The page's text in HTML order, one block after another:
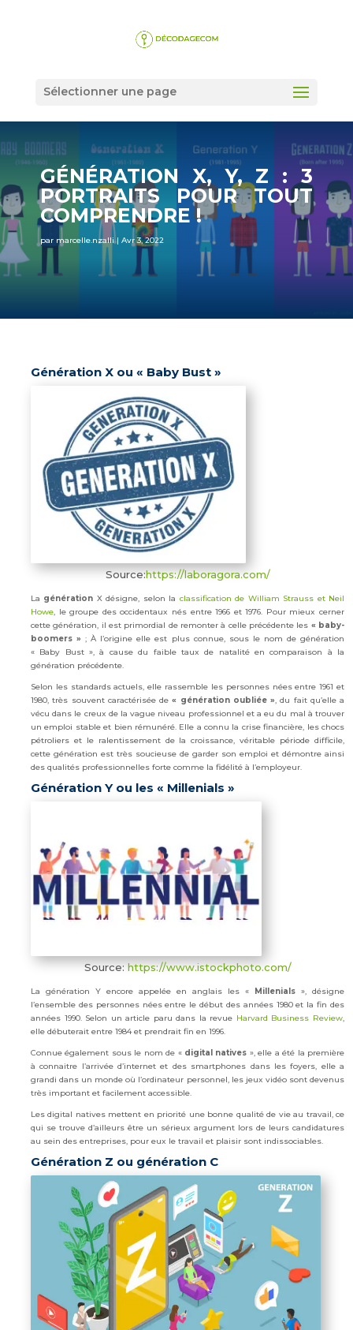
Sélectionner une page
GÉNÉRATION X, Y, Z : 3
PORTRAITS POUR TOUT
COMPRENDRE !
par marcelle.nzalli| Avr 3, 2022
Génération X ou « Baby Bust »
Source:https://laboragora.com/
La génération X désigne, selon la classification de William Strauss et Neil
Howe, le groupe des occidentaux nés entre 1966 et 1976. Pour mieux cerner
cette génération, il est primordial de remonter à celle précédente les « baby-
boomers » ; À l’origine elle est plus connue, sous le nom de génération
« Baby Bust », à cause du faible taux de natalité en comparaison à la
génération précédente.
Selon les standards actuels, elle rassemble les personnes nées entre 1961 et
1980, très souvent caractérisée de« génération oubliée », du fait qu’elle a
vécu dans le creux de la vague niveau professionnel et a eu du mal à trouver
un emploi stable et bien rémunéré. Elle a connu la crise financière, les chocs
pétroliers et le ralentissement de la croissance, véritable période difficile,
cette génération est très soucieuse de garder son emploi et démontre ainsi
des qualités professionnelles forte comme la fidélité à l’employeur.
Génération Y ou les « Millenials »
Source: https://www.istockphoto.com/
La génération Y encore appelée en anglais les « Millenials », désigne
l’ensemble des personnes nées entre le début des années 1980 et la fin des
années 1990. Selon un article paru dans la revue Harvard Business Review,
elle débuterait entre 1984 et prendrait fin en 1996.
Connue également sous le nom de « digital natives », elle a été la première
à connaitre l’arrivée d’internet et des smartphones dans les foyers, elle a
grandi dans un monde où l’ordinateur personnel, les jeux vidéo sont devenus
très important et facilement accessible.
Les digital natives mettent en priorité une bonne qualité de vie au travail, ce
qui se trouve d’ailleurs être un sérieux argument lors de leurs candidatures
au sein des entreprises, pour eux le travail et plaisir sont indissociables.
Génération Z ou génération C